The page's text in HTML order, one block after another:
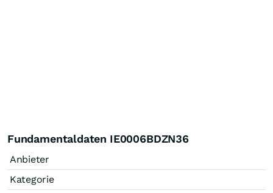
Fundamentaldaten IE0006BDZN36
Anbieter
Kategorie